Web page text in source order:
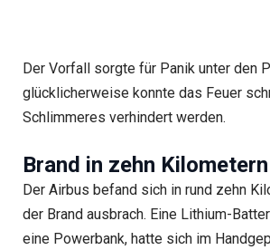
Der Vorfall sorgte für Panik unter den
glücklicherweise konnte das Feuer
Schlimmeres verhindert werden.
Brand in zehn
Der Airbus befand sich in rund zehn
der Brand ausbrach. Eine Lithium-
eine Powerbank, hatte sich im